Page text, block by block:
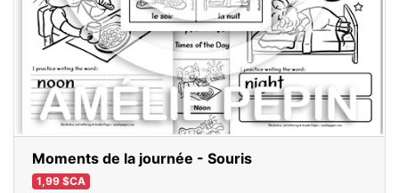
Moments de la journée - Souris
1,99 $CA